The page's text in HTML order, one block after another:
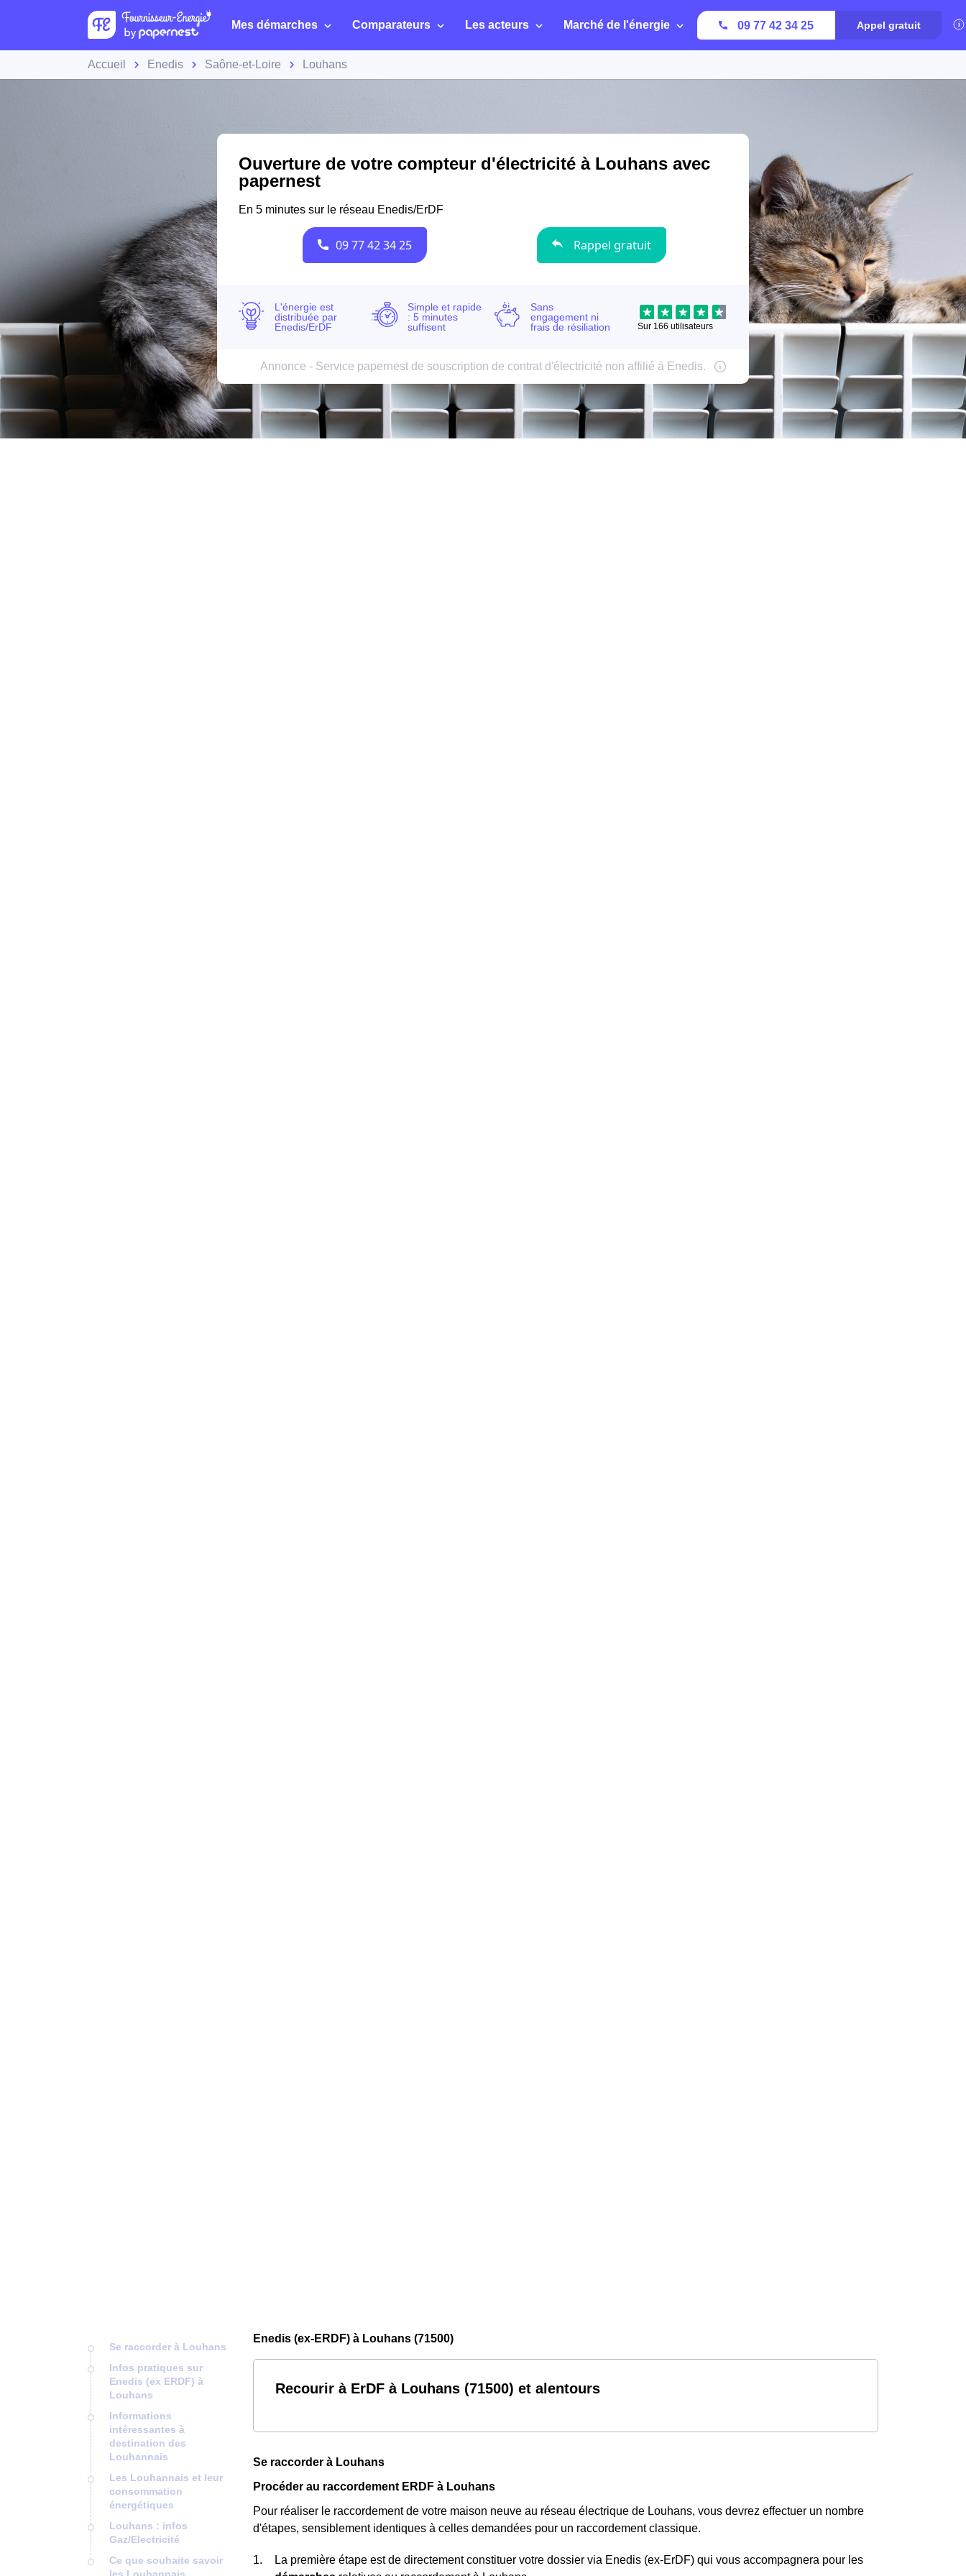
Mes démarches Comparateurs Les acteurs Marché de l'énergie 09 77 42 34 25 Appel gratuit
Accueil Enedis Saône-et-Loire Louhans
Se raccorder à Louhans
Infos pratiques sur
Enedis (ex ERDF) à
Louhans
Informations
intéressantes à
destination des
Louhannais
Les Louhannais et leur
consommation
énergétiques
Louhans : infos
Gaz/Electricité
Ce que souhaite savoir
Enedis (ex-ERDF) à Louhans (71500)
Recourir à ErDF à Louhans (71500) et alentours
Se raccorder à Louhans
Procéder au raccordement ERDF à Louhans
Pour réaliser le raccordement de votre maison neuve au réseau électrique de Louhans, vous devrez effectuer un nombre
d'étapes, sensiblement identiques à celles demandées pour un raccordement classique.
La première étape est de directement constituer votre dossier via Enedis (ex-ErDF) qui vous accompagnera pour les